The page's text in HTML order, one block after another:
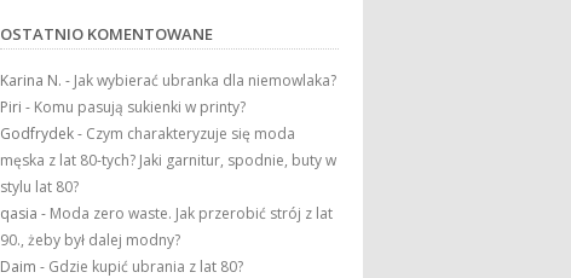
OSTATNIO KOMENTOWANE
Karina N. - Jak wybierać ubranka dla niemowlaka?
Piri - Komu pasują sukienki w printy?
Godfrydek- Czym charakteryzuje się moda
męska z lat 80-tych? Jaki garnitur, spodnie, buty w
stylu lat 80?
qasia - Moda zero waste. Jak przerobić strój z lat
90., żeby był dalej modny?
Daim - Gdzie kupić ubrania z lat 80?